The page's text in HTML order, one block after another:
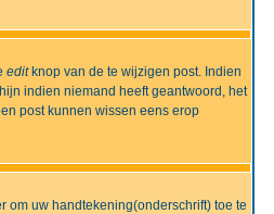
editknop van de te wijzigen post. Indien
indien niemand heeft geantwoord, het
post kunnen wissen eens erop
om uw handtekening(onderschrift) toe te